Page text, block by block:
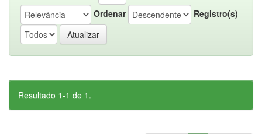
Ordenar
Registro(s)
Resultado 1-1 de 1.